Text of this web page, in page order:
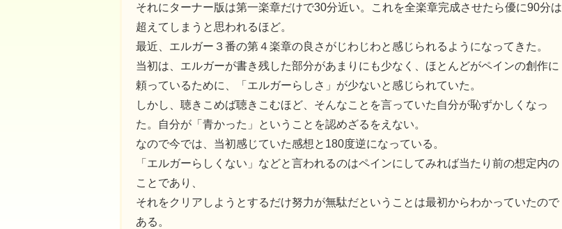
それにターナー版は第一楽章だけで30分近い。これを全楽章完成させたら優に90分は
超えてしまうと思われるほど。
最近、エルガー３番の第４楽章の良さがじわじわと感じられるようになってきた。
当初は、エルガーが書き残した部分があまりにも少なく、ほとんどがペインの創作に
頼っているために、「エルガーらしさ」が少ないと感じられていた。
しかし、聴きこめば聴きこむほど、そんなことを言っていた自分が恥ずかしくなっ
た。自分が「青かった」ということを認めざるをえない。
なので今では、当初感じていた感想と180度逆になっている。
「エルガーらしくない」などと言われるのはペインにしてみれば当たり前の想定内の
ことであり、
それをクリアしようとするだけ努力が無駄だということは最初からわかっていたので
ある。